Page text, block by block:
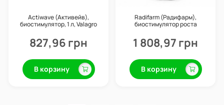
Actiwave (Активейв),
биостимулятор, 1 л, Valagro
827,96 грн
В корзину
Radifarm (Радифарм),
биостимулятор роста
(укоренитель), 1 л, Valagro
1 808,97 грн
В корзину